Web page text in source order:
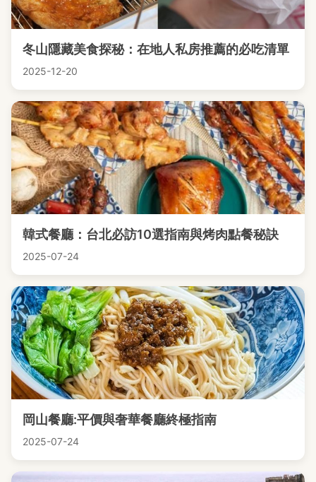
冬山隱藏美食探秘：在地人私房推薦的必吃清單
2025-12-20
韓式餐廳：台北必訪10選指南與烤肉點餐秘訣
2025-07-24
岡山餐廳:平價與奢華餐廳終極指南
2025-07-24